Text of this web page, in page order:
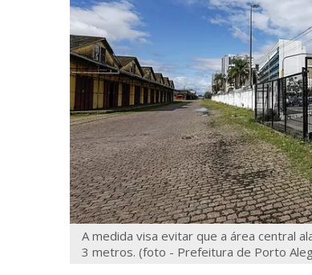
A medida visa evitar que a área central
3 metros. (foto - Prefeitura de Porto